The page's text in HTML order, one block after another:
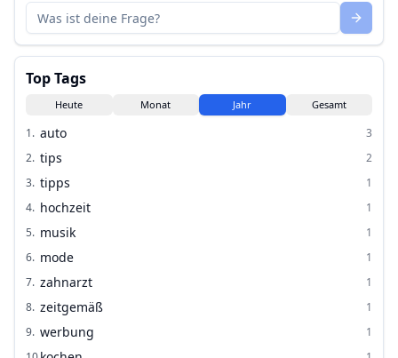
Top Tags
Heute Monat Jahr Gesamt
1. auto
3
2. tips
2
3. tipps
1
4. hochzeit
1
5. musik
1
6. mode
1
7. zahnarzt
1
8. zeitgemäß
1
9. werbung
1